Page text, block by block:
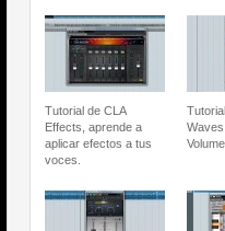
Tutorial de CLA
Effects, aprende a
aplicar efectos a tus
voces.